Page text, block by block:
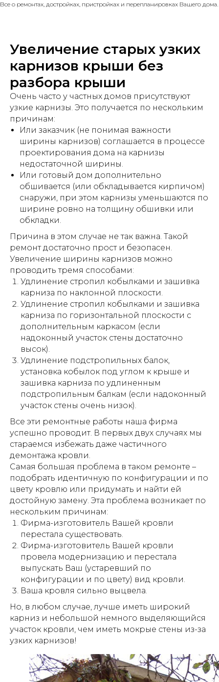
Все о ремонтах, достройках, пристройках и перепланировках Вашего дома.
Увеличение старых узких
карнизов крыши без
разбора крыши
Очень часто у частных домов присутствуют
узкие карнизы. Это получается по нескольким
причинам:
Или заказчик (не понимая важности
ширины карнизов) соглашается в процессе
проектирования дома на карнизы
недостаточной ширины.
Или готовый дом дополнительно
обшивается (или обкладывается кирпичом)
снаружи, при этом карнизы уменьшаются по
ширине ровно на толщину обшивки или
обкладки.
Причина в этом случае не так важна. Такой
ремонт достаточно прост и безопасен.
Увеличение ширины карнизов можно
проводить тремя способами:
Удлинение стропил кобылками и зашивка
карниза по наклонной плоскости.
Удлинение стропил кобылками и зашивка
карниза по горизонтальной плоскости с
дополнительным каркасом (если
надоконный участок стены достаточно
высок).
Удлинение подстропильных балок,
установка кобылок под углом к крыше и
зашивка карниза по удлиненным
подстропильным балкам (если надоконный
участок стены очень низок).
Все эти ремонтные работы наша фирма
успешно проводит. В первых двух случаях мы
стараемся избежать даже частичного
демонтажа кровли.
Самая большая проблема в таком ремонте –
подобрать идентичную по конфигурации и по
цвету кровлю или придумать и найти ей
достойную замену. Эта проблема возникает по
нескольким причинам:
Фирма-изготовитель Вашей кровли
перестала существовать.
Фирма-изготовитель Вашей кровли
провела модернизацию и перестала
выпускать Ваш (устаревший по
конфигурации и по цвету) вид кровли.
Ваша кровля сильно выцвела.
Но, в любом случае, лучше иметь широкий
карниз и небольшой немного выделяющийся
участок кровли, чем иметь мокрые стены из-за
узких карнизов!